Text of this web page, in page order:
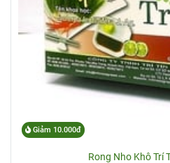
Giảm 10.000đ
Rong Nho Khô Trí